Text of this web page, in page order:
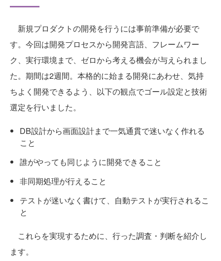
新規プロダクトの開発を行うには事前準備が必要で
す。今回は開発プロセスから開発言語、フレームワー
ク、実行環境まで、ゼロから考える機会が与えられまし
た。期間は2週間。本格的に始まる開発にあわせ、気持
ちよく開発できるよう、以下の観点でゴール設定と技術
選定を行いました。
DB設計から画面設計まで一気通貫で迷いなく作れる
こと
誰がやっても同じように開発できること
非同期処理が行えること
テストが迷いなく書けて、自動テストが実行されるこ
と
これらを実現するために、行った調査・判断を紹介し
ます。